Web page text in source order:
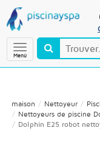
Menú
maison Nettoyeur
Nettoyeurs de piscine
Dolphin E25 robot